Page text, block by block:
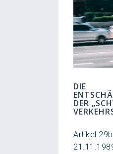
DIE
DER
Artikel